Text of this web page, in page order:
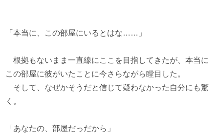
「本当に、この部屋にいるとはな……」
根拠もないまま一直線にここを目指してきたが、本当に
この部屋に彼がいたことに今さらながら瞠目した。
そして、なぜかそうだと信じて疑わなかった自分にも驚
く。
「あなたの、部屋だっだから」